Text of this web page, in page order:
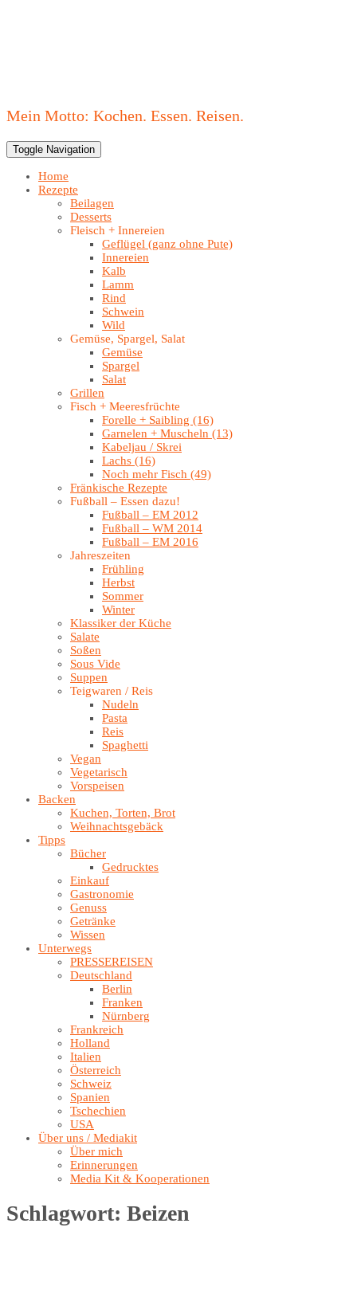
Mein Motto: Kochen. Essen. Reisen.
Toggle Navigation
Home
Rezepte
Beilagen
Desserts
Fleisch + Innereien
Geflügel (ganz ohne Pute)
Innereien
Kalb
Lamm
Rind
Schwein
Wild
Gemüse, Spargel, Salat
Gemüse
Spargel
Salat
Grillen
Fisch + Meeresfrüchte
Forelle + Saibling (16)
Garnelen + Muscheln (13)
Kabeljau / Skrei
Lachs (16)
Noch mehr Fisch (49)
Fränkische Rezepte
Fußball – Essen dazu!
Fußball – EM 2012
Fußball – WM 2014
Fußball – EM 2016
Jahreszeiten
Frühling
Herbst
Sommer
Winter
Klassiker der Küche
Salate
Soßen
Sous Vide
Suppen
Teigwaren / Reis
Nudeln
Pasta
Reis
Spaghetti
Vegan
Vegetarisch
Vorspeisen
Backen
Kuchen, Torten, Brot
Weihnachtsgebäck
Tipps
Bücher
Gedrucktes
Einkauf
Gastronomie
Genuss
Getränke
Wissen
Unterwegs
PRESSEREISEN
Deutschland
Berlin
Franken
Nürnberg
Frankreich
Holland
Italien
Österreich
Schweiz
Spanien
Tschechien
USA
Über uns / Mediakit
Über mich
Erinnerungen
Media Kit & Kooperationen
Schlagwort: Beizen